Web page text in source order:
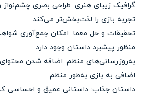
گرافیک زیبای هنری: طراحی بصری چشم‌نواز
تجربه بازی را لذت‌بخش‌تر می‌کند.
تحقیقات و حل معما: امکان جمع‌آوری
منظور پیشبرد داستان وجود دارد.
به‌روز‌رسانی‌های منظم: اضافه شدن
اضافی به بازی به‌طور منظم.
داستان جذاب: داستانی عمیق و احساسی